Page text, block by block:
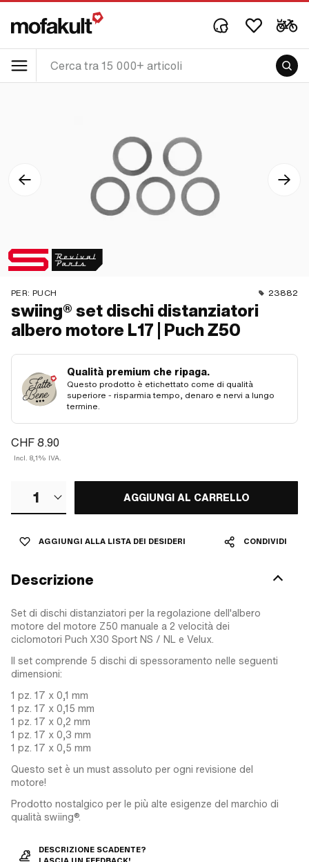
PER: PUCH 23882
swiing® set dischi distanziatori
albero motore L17 | Puch Z50
Qualità premium che ripaga.
Questo prodotto è etichettato come di qualità
superiore - risparmia tempo, denaro e nervi a lungo
termine.
CHF 8.90
Incl. 8,1% IVA.
1 AGGIUNGI AL CARRELLO
AGGIUNGI ALLA LISTA DEI DESIDERI CONDIVIDI
Descrizione
Set di dischi distanziatori per la regolazione dell'albero
motore del motore Z50 manuale a 2 velocità dei
ciclomotori Puch X30 Sport NS / NL e Velux.
Il set comprende 5 dischi di spessoramento nelle seguenti
dimensioni:
1 pz. 17 x 0,1 mm
1 pz. 17 x 0,15 mm
1 pz. 17 x 0,2 mm
1 pz. 17 x 0,3 mm
1 pz. 17 x 0,5 mm
Questo set è un must assoluto per ogni revisione del
motore!
Prodotto nostalgico per le più alte esigenze del marchio di
qualità swiing®.
DESCRIZIONE SCADENTE?